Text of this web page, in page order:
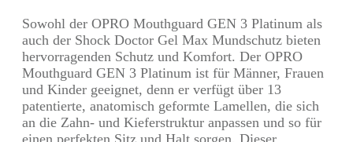
Sowohl der OPRO Mouthguard GEN 3 Platinum als
auch der Shock Doctor Gel Max Mundschutz bieten
hervorragenden Schutz und Komfort. Der OPRO
Mouthguard GEN 3 Platinum ist für Männer, Frauen
und Kinder geeignet, denn er verfügt über 13
patentierte, anatomisch geformte Lamellen, die sich
an die Zahn- und Kieferstruktur anpassen und so für
einen perfekten Sitz und Halt sorgen. Dieser